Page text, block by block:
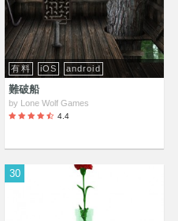
有料 iOS android
難破船
by Lone Wolf Games
4.4
30